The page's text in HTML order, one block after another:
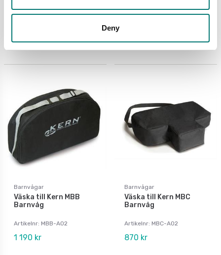
Deny
VS-8 stora modellen
1 100 kr
barnvåg
800 kr
Barnvågar
Väska till Kern MBB
Barnvåg
Artikelnr: MBB-A02
1 190 kr
Barnvågar
Väska till Kern MBC
Barnvåg
Artikelnr: MBC-A02
870 kr